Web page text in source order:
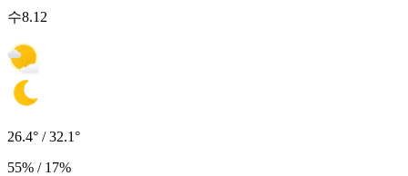
수8.12
26.4° / 32.1°
55% / 17%